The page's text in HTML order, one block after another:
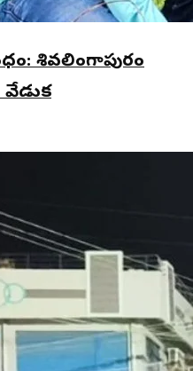
శివలింగాపురం